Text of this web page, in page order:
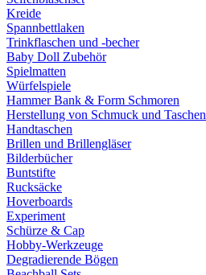
Kreide
Spannbettlaken
Trinkflaschen und -becher
Baby Doll Zubehör
Spielmatten
Würfelspiele
Hammer Bank & Form Schmoren
Herstellung von Schmuck und Taschen
Handtaschen
Brillen und Brillengläser
Bilderbücher
Buntstifte
Rucksäcke
Hoverboards
Experiment
Schürze & Cap
Hobby-Werkzeuge
Degradierende Bögen